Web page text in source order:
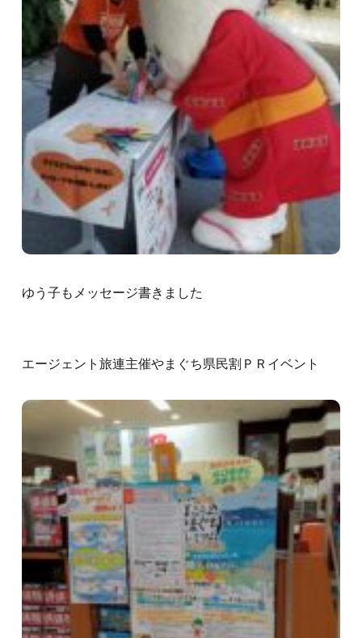
ゆう子もメッセージ書きました
エージェント旅連主催やまぐち県民割ＰＲイベント